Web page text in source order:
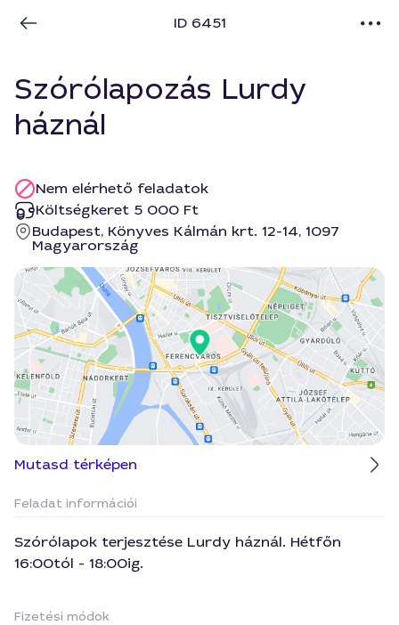
ID 6451
Szórólapozás Lurdy
háznál
Nem elérhető feladatok
Költségkeret 5 000 Ft
Budapest, Könyves Kálmán krt. 12-14, 1097
Magyarország
Mutasd térképen
Feladat információi
Szórólapok terjesztése Lurdy háznál. Hétfőn
16:00tól - 18:00ig.
Fizetési módok